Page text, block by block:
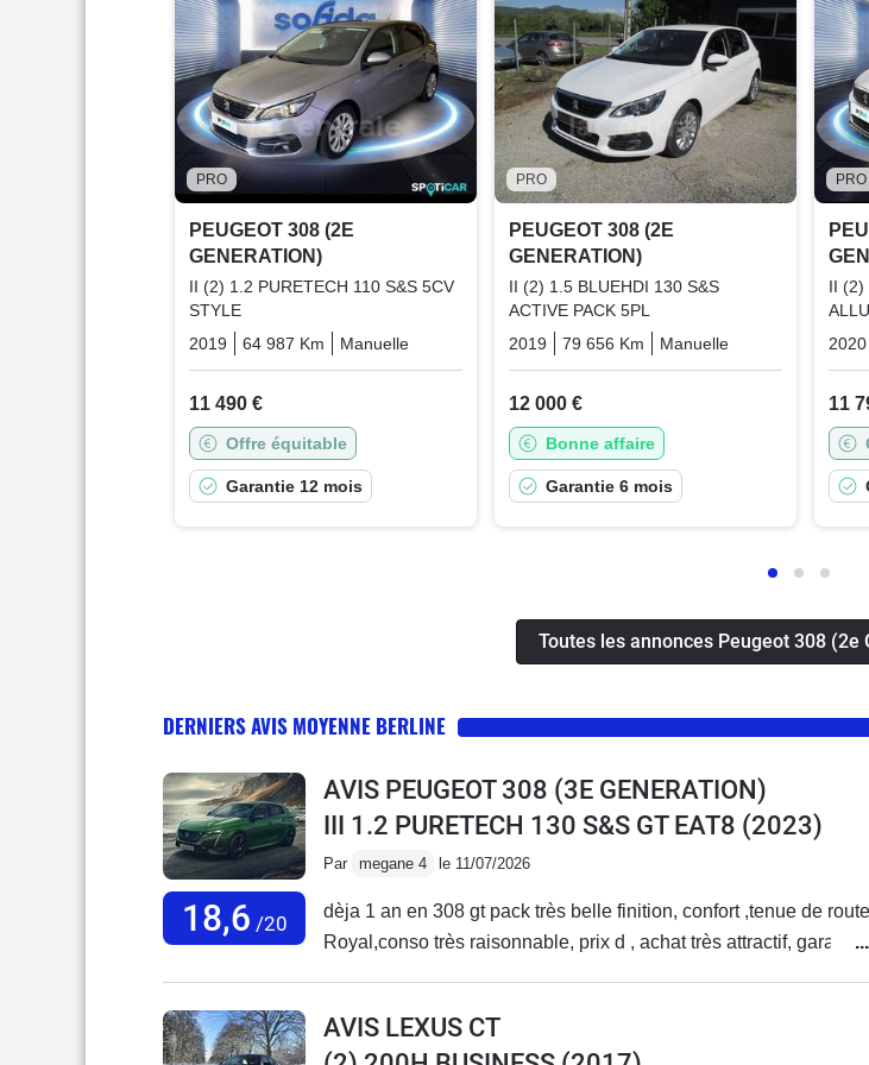
PRO
PEUGEOT 308 (2E
GENERATION)
II (2) 1.2 PURETECH 110 S&S 5CV
STYLE
2019
64 987 Km Manuelle
11 490 €
Offre équitable
Garantie 12 mois
PRO
PEUGEOT 308 (2E
GENERATION)
II (2) 1.5 BLUEHDI 130 S&S
ACTIVE PACK 5PL
2019
79 656 Km Manuelle
12 000 €
Bonne affaire
Garantie 6 mois
PRO
II (2)
2020
11
Toutes les annonces Peugeot 308 (2e
DERNIERS AVIS MOYENNE BERLINE
18,6 /20
AVIS PEUGEOT 308 (3E GENERATION)
III 1.2 PURETECH 130 S&S GT EAT8 (2023)
Par megane 4 le 11/07/2026
dèja 1 an en 308 gt pack très belle finition, confort ,tenue de
Royal,conso très raisonnable, prix d , achat très attractif,
AVIS LEXUS CT